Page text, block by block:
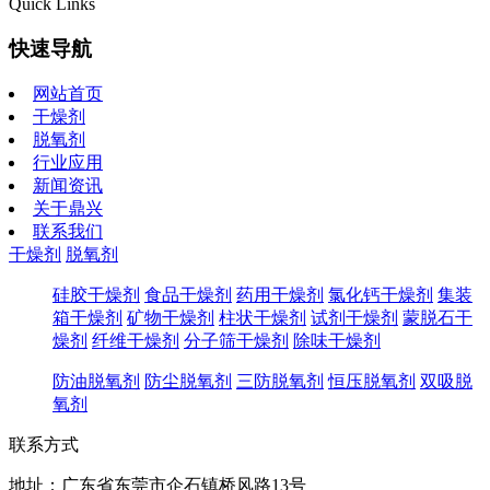
快速导航
网站首页
干燥剂
脱氧剂
行业应用
新闻资讯
关于鼎兴
联系我们
干燥剂 脱氧剂
硅胶干燥剂 食品干燥剂 药用干燥剂 氯化钙干燥剂 集装
箱干燥剂 矿物干燥剂 柱状干燥剂 试剂干燥剂 蒙脱石干
燥剂 纤维干燥剂 分子筛干燥剂 除味干燥剂
防油脱氧剂 防尘脱氧剂 三防脱氧剂 恒压脱氧剂 双吸脱
氧剂
联系方式
地址：广东省东莞市企石镇桥风路13号